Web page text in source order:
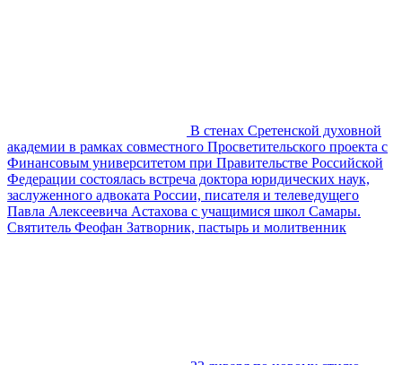
В стенах Сретенской духовной
академии в рамках совместного Просветительского проекта с
Финансовым университетом при Правительстве Российской
Федерации состоялась встреча доктора юридических наук,
заслуженного адвоката России, писателя и телеведущего
Павла Алексеевича Астахова с учащимися школ Самары.
Святитель Феофан Затворник, пастырь и молитвенник